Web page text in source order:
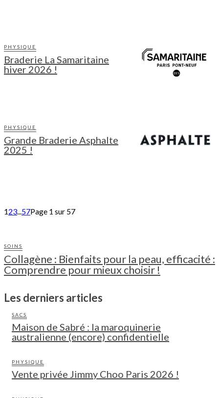
PHYSIQUE
Braderie La Samaritaine
hiver 2026 !
PHYSIQUE
Grande Braderie Asphalte
2025 !
123...57Page 1 sur 57
SOINS
Collagène : Bienfaits pour la peau, efficacité :
Comprendre pour mieux choisir !
Les derniers articles
SACS
Maison de Sabré : la maroquinerie
australienne (encore) confidentielle
PHYSIQUE
Vente privée Jimmy Choo Paris 2026 !